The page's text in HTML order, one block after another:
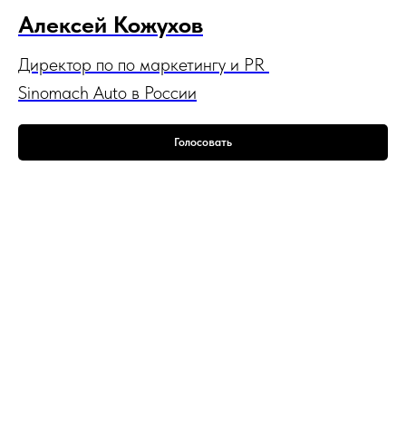
Алексей Кожухов
Директор по по маркетингу и PR
Sinomach Auto в России
Голосовать